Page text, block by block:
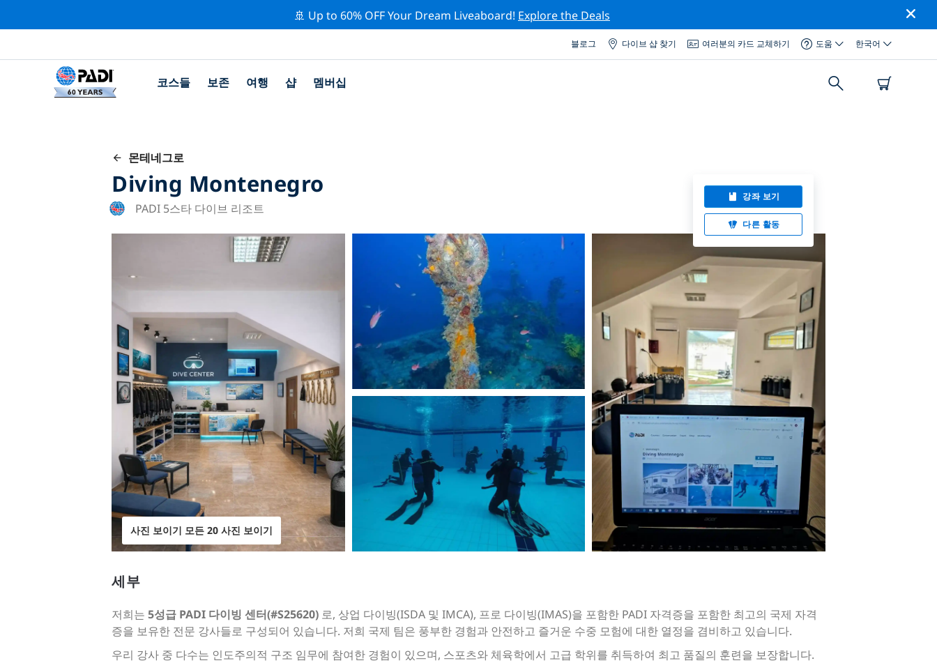
🚢 Up to 60% OFF Your Dream Liveaboard! Explore the Deals
블로그 다이브 샵 찾기 여러분의 카드 교체하기 도움 한국어
코스들 보존 여행 샵 멤버십
몬테네그로
Diving Montenegro
PADI 5스타 다이브 리조트
강좌 보기
다른 활동
사진 보이기 모든 20 사진 보이기
세부
저희는 5성급 PADI 다이빙 센터(#S25620) 로, 상업 다이빙(ISDA 및 IMCA), 프로 다이빙(IMAS)을 포함한 PADI 자격증을 포함한 최고의 국제 자격
증을 보유한 전문 강사들로 구성되어 있습니다. 저희 국제 팀은 풍부한 경험과 안전하고 즐거운 수중 모험에 대한 열정을 겸비하고 있습니다.
우리 강사 중 다수는 인도주의적 구조 임무에 참여한 경험이 있으며, 스포츠와 체육학에서 고급 학위를 취득하여 최고 품질의 훈련을 보장합니다.